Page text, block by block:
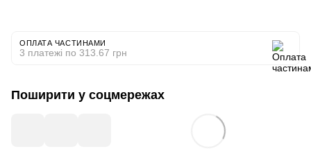
ОПЛАТА ЧАСТИНАМИ
3 платежі по 313.67 грн
Поширити у соцмережах